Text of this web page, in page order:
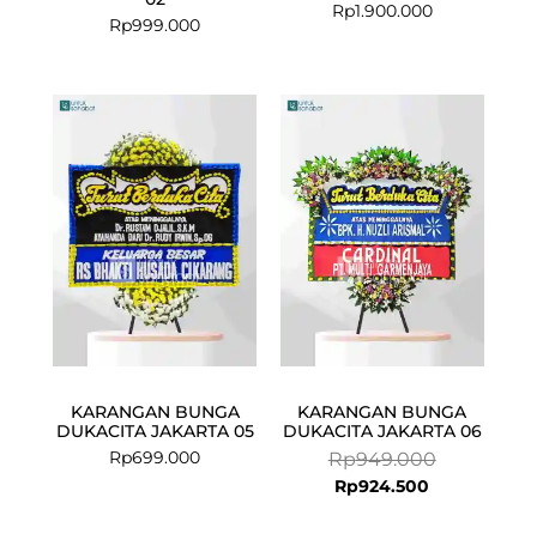
Rp999.000
Rp1.900.000
KARANGAN BUNGA
DUKACITA JAKARTA 05
Rp699.000
KARANGAN BUNGA
DUKACITA JAKARTA 06
Rp949.000
was:
Rp949.000.
Rp924.500
is:
Rp924.500.